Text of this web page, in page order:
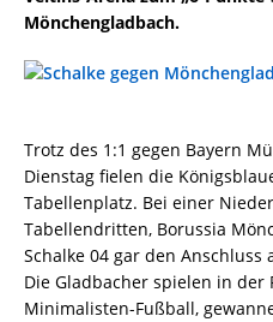
Mönchengladbach.
Trotz des 1:1 gegen Bayern
Dienstag fielen die
Tabellenplatz. Bei einer
Tabellendritten, Borussia
Schalke 04 gar den
Die Gladbacher spielen in
Minimalisten-Fußball,